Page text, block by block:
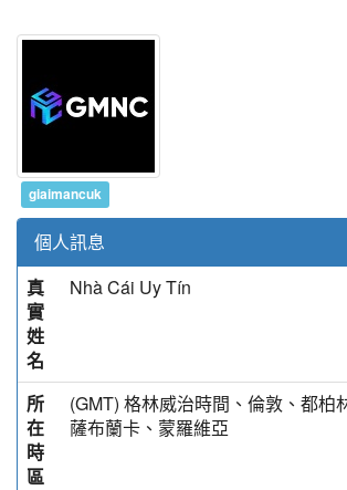
giaimancuk
個人訊息
真
實
姓
名
Nhà Cái Uy Tín
所
在
時
區
(GMT) 格林威治時間、倫敦、都柏
薩布蘭卡、蒙羅維亞